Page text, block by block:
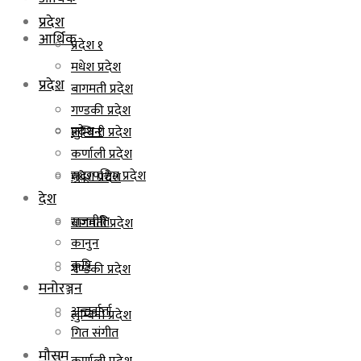
आर्थिक
प्रदेश
प्रदेश १
मधेश प्रदेश
बागमती प्रदेश
गण्डकी प्रदेश
लुम्बिनी प्रदेश
प्रदेश
प्रदेश १
मधेश प्रदेश
बागमती प्रदेश
गण्डकी प्रदेश
लुम्बिनी प्रदेश
कर्णाली प्रदेश
सुदूरपश्चिम प्रदेश
देश
राजनीति
कानुन
कृषि
मनोरञ्जन
अन्तर्वार्ता
गित संगीत
मौसम